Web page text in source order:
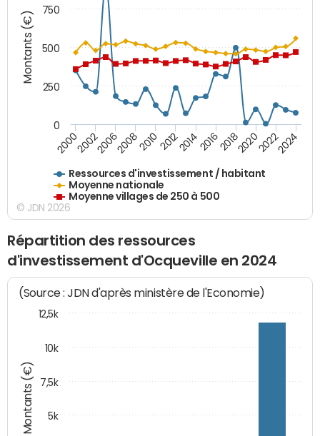
Montants (€)
Ressources d'investissement / habitant
Moyenne nationale
Moyenne villages de 250 à 500
200020022006200820102012201420162018202020222024
0
250
500
750
© JDN 2026
Répartition des ressources
d'investissement d'Ocqueville en 2024
Montants (€)
(Source : JDN d'après ministère de l'Economie)
5k
7,5k
10k
12,5k